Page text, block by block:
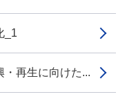
_1
再生に向けた...